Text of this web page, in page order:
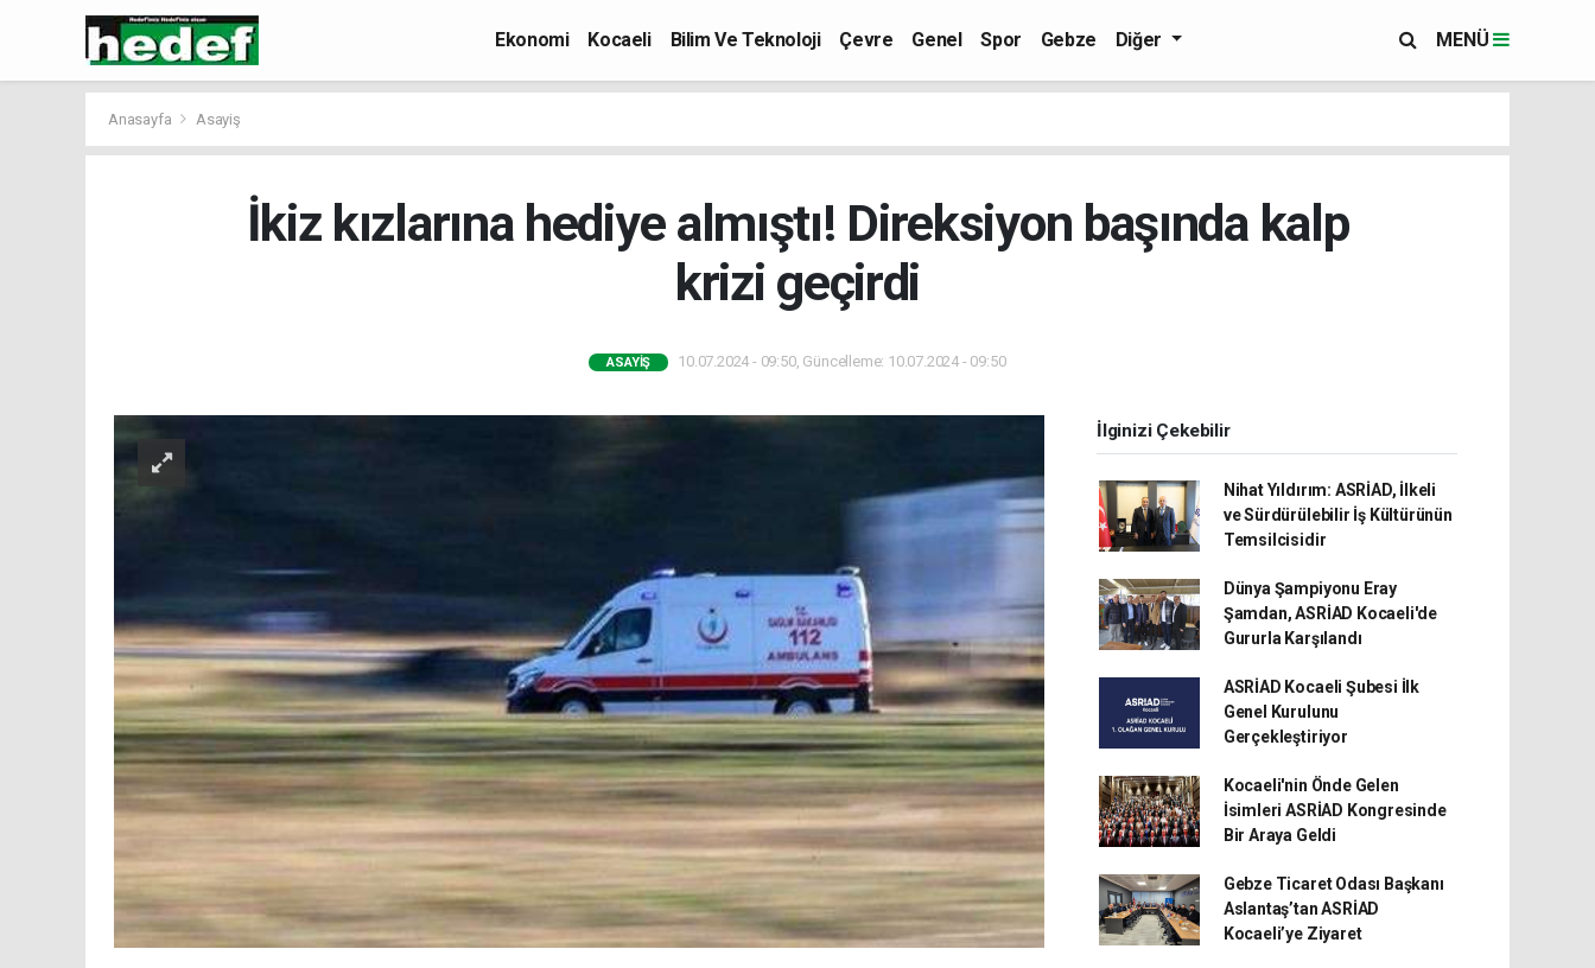
Ekonomi Kocaeli Bilim Ve Teknoloji Çevre Genel Spor Gebze Diğer MENÜ
Anasayfa Asayiş
İkiz kızlarına hediye almıştı! Direksiyon başında kalp
krizi geçirdi
ASAYIŞ 10.07.2024 - 09:50, Güncelleme: 10.07.2024 - 09:50
İlginizi Çekebilir
Nihat Yıldırım: ASRİAD, İlkeli
ve Sürdürülebilir İş Kültürünün
Temsilcisidir
Dünya Şampiyonu Eray
Şamdan, ASRİAD Kocaeli'de
Gururla Karşılandı
ASRİAD Kocaeli Şubesi İlk
Genel Kurulunu
Gerçekleştiriyor
Kocaeli'nin Önde Gelen
İsimleri ASRİAD Kongresinde
Bir Araya Geldi
Gebze Ticaret Odası Başkanı
Aslantaş’tan ASRİAD
Kocaeli’ye Ziyaret